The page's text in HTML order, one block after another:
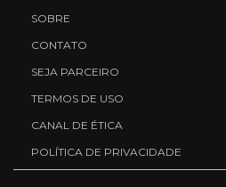
SOBRE
CONTATO
SEJA PARCEIRO
TERMOS DE USO
CANAL DE ÉTICA
POLÍTICA DE PRIVACIDADE